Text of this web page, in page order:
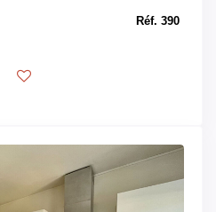
Réf. 390